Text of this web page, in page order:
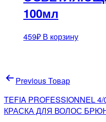
100мл
459₽ В корзину
Навигация
по
записям
Previous Товар
TEFIA PROFESSIONNEL
КРАСКА ДЛЯ ВОЛОС